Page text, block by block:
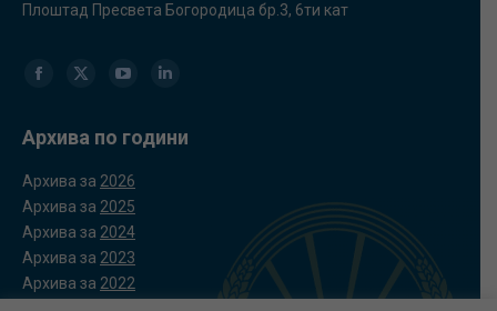
Плоштад Пресвета Богородица бр.3, 6ти кат
Find us on:
page
in
new
window
page
opens
in
new
window
page
opens
in
new
window
page
window
Архива по години
Архива за 2026
Архива за 2025
Архива за 2024
Архива за 2023
Архива за 2022